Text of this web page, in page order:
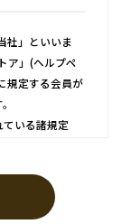
社」といいま
ア」(ヘルプペ
規定する会員が
いる諸規定
るため、各リ